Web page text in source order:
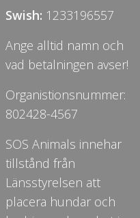
Swish: 1233196557
Ange alltid namn och
vad betalningen avser!
Organistionsnummer:
802428-4567
SOS Animals innehar
tillstånd från
Länsstyrelsen att
placera hundar och